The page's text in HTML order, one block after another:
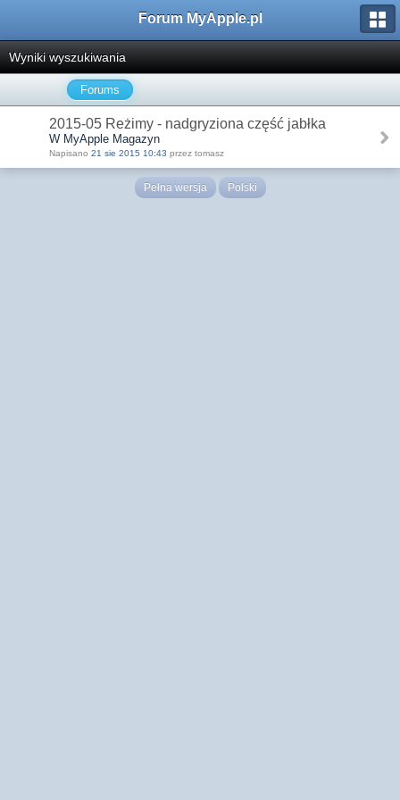
Forum MyApple.pl
Wyniki wyszukiwania
Forums
2015-05 Reżimy - nadgryziona część jabłka
W MyApple Magazyn
Napisano 21 sie 2015 10:43 przez tomasz
Pełna wersja Polski